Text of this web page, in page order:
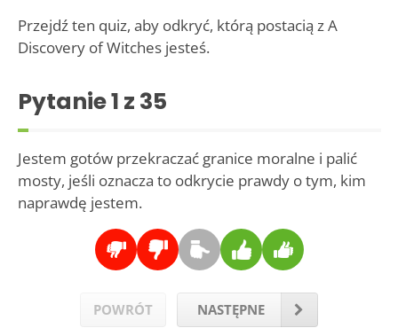
Przejdź ten quiz, aby odkryć, którą postacią z A
Discovery of Witches jesteś.
Pytanie1 z 35
Jestem gotów przekraczać granice moralne i palić
mosty, jeśli oznacza to odkrycie prawdy o tym, kim
naprawdę jestem.
POWRÓT NASTĘPNE